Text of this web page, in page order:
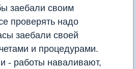
заебали своим
проверять надо
заебали своей
и процедурами.
- работы наваливают,